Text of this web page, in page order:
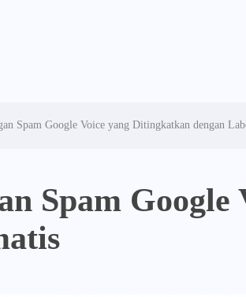
Spam Google Voice yang Ditingkatkan dengan
Spam